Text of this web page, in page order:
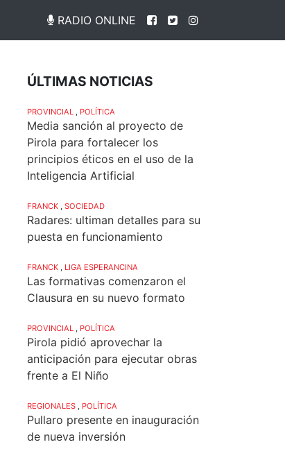
RADIO ONLINE
ÚLTIMAS NOTICIAS
PROVINCIAL POLÍTICA
Media sanción al proyecto de
Pirola para fortalecer los
principios éticos en el uso de la
Inteligencia Artificial
FRANCK SOCIEDAD
Radares: ultiman detalles para su
puesta en funcionamiento
FRANCK LIGA ESPERANCINA
Las formativas comenzaron el
Clausura en su nuevo formato
PROVINCIAL POLÍTICA
Pirola pidió aprovechar la
anticipación para ejecutar obras
frente a El Niño
REGIONALES POLÍTICA
Pullaro presente en inauguración
de nueva inversión